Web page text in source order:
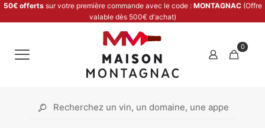
50€ offertssur votre première commande avec le code : MONTAGNAC (Offre
valable dès 500€ d'achat)
0